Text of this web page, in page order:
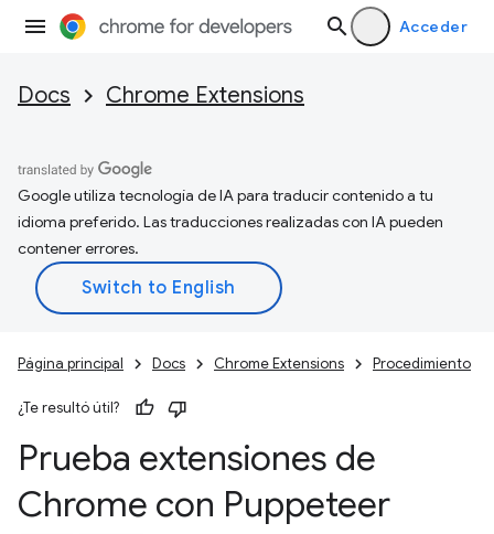
Acceder
Docs Chrome Extensions
Google utiliza tecnología de IA para traducir contenido a tu
idioma preferido. Las traducciones realizadas con IA pueden
contener errores.
Página principal Docs Chrome Extensions Procedimiento
¿Te resultó útil?
Prueba extensiones de
Chrome con Puppeteer